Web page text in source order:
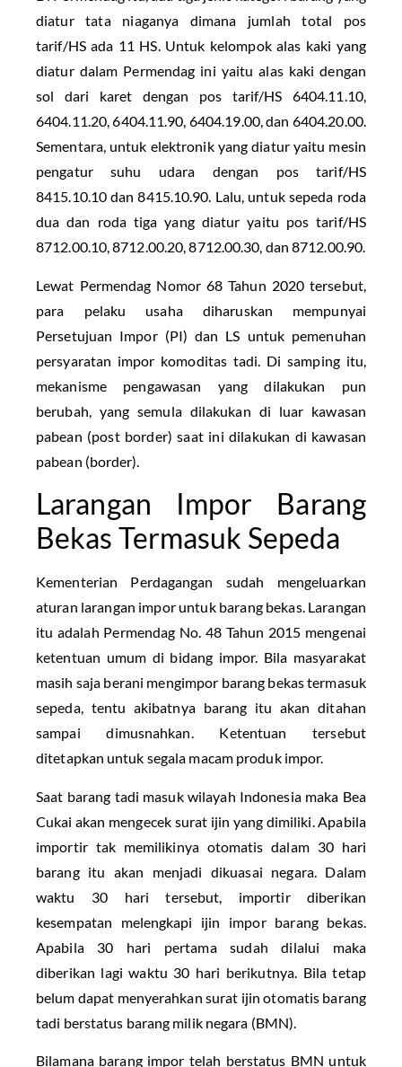
diatur tata niaganya dimana jumlah total pos
tarif/HS ada 11 HS. Untuk kelompok alas kaki yang
diatur dalam Permendag ini yaitu alas kaki dengan
sol dari karet dengan pos tarif/HS 6404.11.10,
6404.11.20, 6404.11.90, 6404.19.00, dan 6404.20.00.
Sementara, untuk elektronik yang diatur yaitu mesin
pengatur suhu udara dengan pos tarif/HS
8415.10.10 dan 8415.10.90. Lalu, untuk sepeda roda
dua dan roda tiga yang diatur yaitu pos tarif/HS
8712.00.10, 8712.00.20, 8712.00.30, dan 8712.00.90.
Lewat Permendag Nomor 68 Tahun 2020 tersebut,
para pelaku usaha diharuskan mempunyai
Persetujuan Impor (PI) dan LS untuk pemenuhan
persyaratan impor komoditas tadi. Di samping itu,
mekanisme pengawasan yang dilakukan pun
berubah, yang semula dilakukan di luar kawasan
pabean (post border) saat ini dilakukan di kawasan
pabean (border).
Larangan Impor Barang
Bekas Termasuk Sepeda
Kementerian Perdagangan sudah mengeluarkan
aturan larangan impor untuk barang bekas. Larangan
itu adalah Permendag No. 48 Tahun 2015 mengenai
ketentuan umum di bidang impor. Bila masyarakat
masih saja berani mengimpor barang bekas termasuk
sepeda, tentu akibatnya barang itu akan ditahan
sampai dimusnahkan. Ketentuan tersebut
ditetapkan untuk segala macam produk impor.
Saat barang tadi masuk wilayah Indonesia maka Bea
Cukai akan mengecek surat ijin yang dimiliki. Apabila
importir tak memilikinya otomatis dalam 30 hari
barang itu akan menjadi dikuasai negara. Dalam
waktu 30 hari tersebut, importir diberikan
kesempatan melengkapi ijin impor barang bekas.
Apabila 30 hari pertama sudah dilalui maka
diberikan lagi waktu 30 hari berikutnya. Bila tetap
belum dapat menyerahkan surat ijin otomatis barang
tadi berstatus barang milik negara (BMN).
Bilamana barang impor telah berstatus BMN untuk